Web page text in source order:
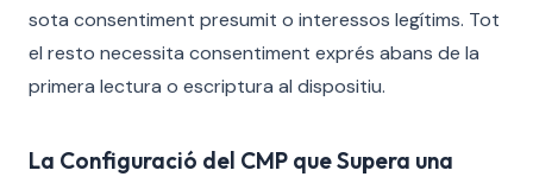
sota consentiment presumit o interessos legítims. Tot
el resto necessita consentiment exprés abans de la
primera lectura o escriptura al dispositiu.
La Configuració del CMP que Supera una